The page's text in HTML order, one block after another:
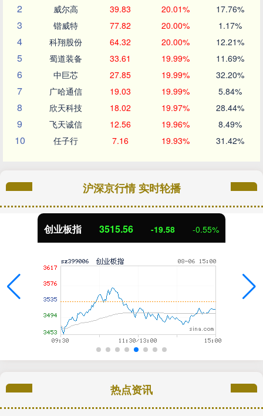
2 威尔高 39.83 20.01% 17.76%
3 锴威特 77.82 20.00% 1.17%
4 科翔股份 64.32 20.00% 12.21%
5 蜀道装备 33.61 19.99% 11.69%
6 中巨芯 27.85 19.99% 32.20%
7 广哈通信 19.03 19.99% 5.84%
8 欣天科技 18.02 19.97% 28.44%
9 飞天诚信 12.56 19.96% 8.49%
10 任子行 7.16 19.93% 31.42%
沪深京行情 实时轮播
创业板指 3515.56 -19.58 -0.55%
热点资讯